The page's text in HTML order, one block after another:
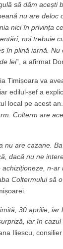
să dăm acești
nu are deloc
nici în privința
noi trebuie
în plină iarnă. Nu
lei”, a afirmat
Timișoara va
edilul-șef a
local pe acest an.
Colterm are
nu are cazane.
dacă nu ne
n-ar
Coltermului să
30 aprilie, iar
iar în
Iliescu,